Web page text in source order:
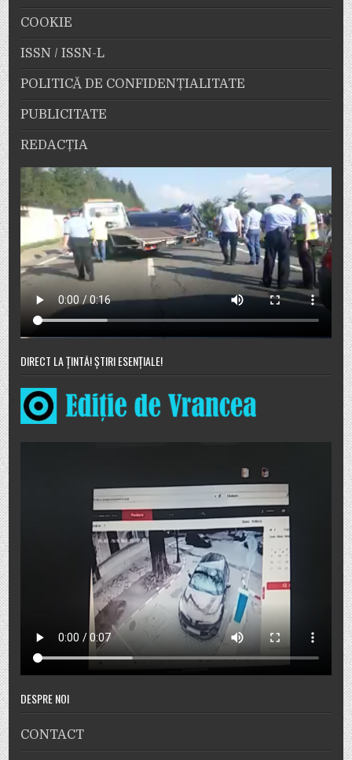
COOKIE
ISSN / ISSN-L
POLITICĂ DE CONFIDENȚIALITATE
PUBLICITATE
REDACȚIA
DIRECT LA ȚINTĂ! ȘTIRI ESENȚIALE!
DESPRE NOI
CONTACT